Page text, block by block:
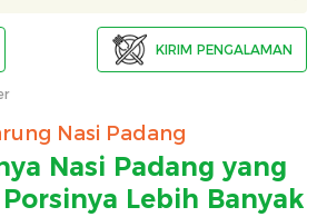
KIRIM PENGALAMAN
Nasi Padang
Nasi Padang yang
Lebih Banyak